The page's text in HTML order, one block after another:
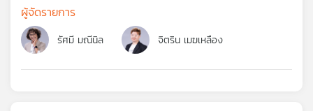
เพลง
ผู้จัดรายการ
รัศมี มณีนิล จิตริน เมฆเหลือง